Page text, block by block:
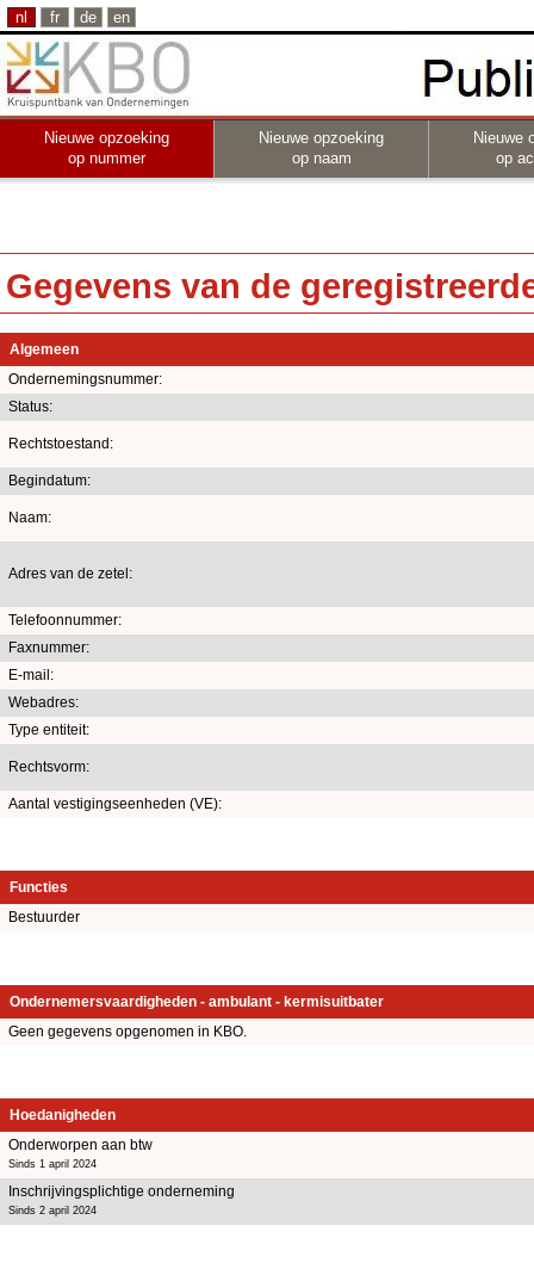
nl fr de en
Nieuwe opzoeking
op nummer
Nieuwe opzoeking
op naam
Nieuwe
op
Gegevens van de
Algemeen
Ondernemingsnummer:
Status:
Rechtstoestand:
Begindatum:
Naam:
Adres van de zetel:
Telefoonnummer:
Faxnummer:
E-mail:
Webadres:
Type entiteit:
Rechtsvorm:
Aantal vestigingseenheden (VE):
Functies
Bestuurder
Ondernemersvaardigheden - ambulant - kermisuitbater
Geen gegevens opgenomen in KBO.
Hoedanigheden
Onderworpen aan btw
Sinds 1 april 2024
Inschrijvingsplichtige onderneming
Sinds 2 april 2024